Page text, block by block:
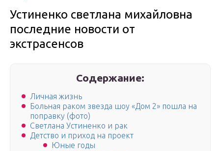
Устиненко светлана михайловна
последние новости от
экстрасенсов
Содержание:
Личная жизнь
Больная раком звезда шоу «Дом 2» пошла на
поправку (фото)
Светлана Устиненко и рак
Детство и приход на проект
Юные годы